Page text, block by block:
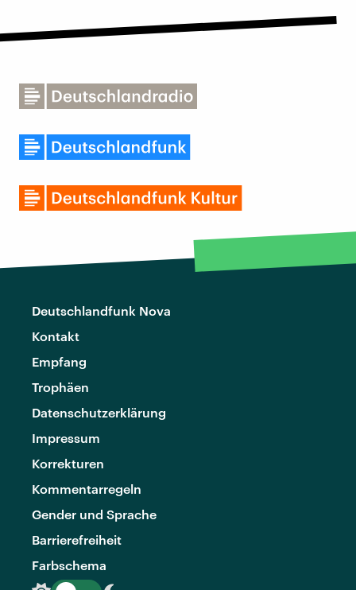
Deutschlandfunk Nova
Kontakt
Empfang
Trophäen
Datenschutzerklärung
Impressum
Korrekturen
Kommentarregeln
Gender und Sprache
Barrierefreiheit
Farbschema